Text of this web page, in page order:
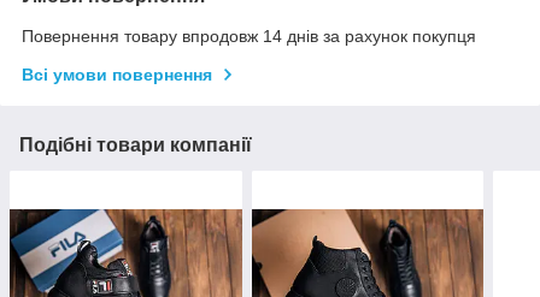
Повернення товару впродовж 14 днів за рахунок покупця
Всі умови повернення
Подібні товари компанії